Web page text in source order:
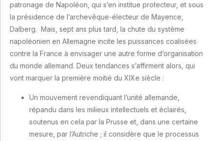
patronage de Napoléon, qui s’en institue protecteur, et sous
la présidence de l’archevêque-électeur de Mayence,
Dalberg. Mais, sept ans plus tard, la chute du système
napoléonien en Allemagne incite les puissances coalisées
contre la France à envisager une autre forme d’organisation
du monde allemand. Deux tendances s’affirment alors, qui
vont marquer la première moitié du XIXe siècle :
Un mouvement revendiquant l’unité allemande,
répandu dans les milieux intellectuels et éclairés,
soutenus en cela par la Prusse et, dans une certaine
mesure, par l’Autriche ; il considère que le processus